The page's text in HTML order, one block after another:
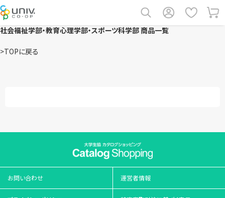
社会福祉学部・教育心理学部・スポーツ科学部 商品一覧
>TOPに戻る
お問い合わせ 運営者情報